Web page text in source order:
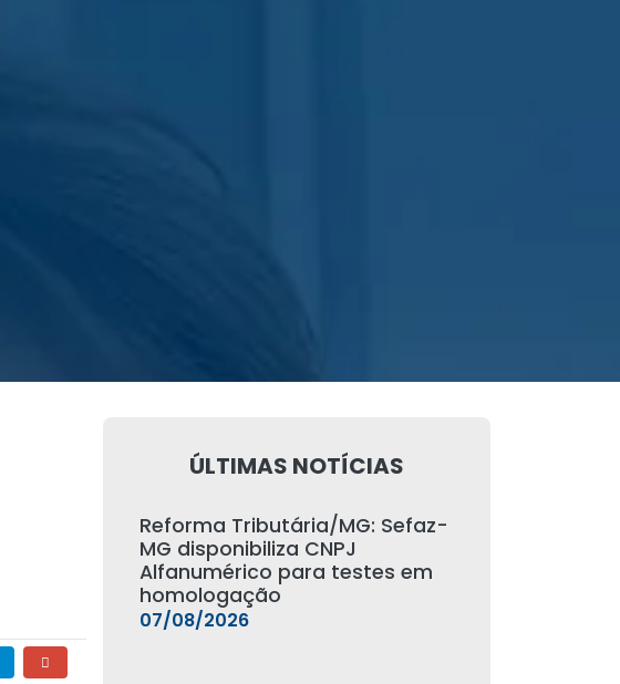
ÚLTIMAS NOTÍCIAS
Reforma Tributária/MG: Sefaz-
MG disponibiliza CNPJ
Alfanumérico para testes em
homologação
07/08/2026